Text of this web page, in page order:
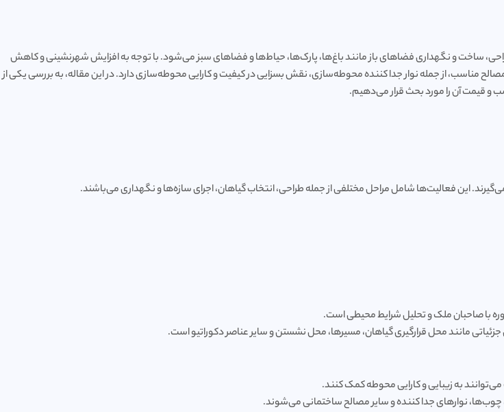
ساخت و نگهداری فضاهای باز مانند باغ‌ها، پارک‌ها، حیاط‌ها و فضاهای سبز می‌شود. با توجه به افزایش شهرنشینی و کاهش
مناسب، از جمله نوار جدا کننده محوطه‌سازی، نقش بسزایی در کیفیت و کارایی محوطه‌سازی دارد. در این مقاله، به بررسی یکی از
این فعالیت‌ها شامل مراحل مختلفی از جمله طراحی، انتخاب گیاهان، اجرای سازه‌ها و نگهداری می‌باشند.
با صاحبان ملک و تحلیل شرایط محیطی است.
مانند محل قرارگیری گیاهان، مسیرها، محل نشستن و سایر عناصر دکوراتیو است.
به زیبایی و کارایی محوطه کمک کنند.
نوارهای جدا کننده و سایر مصالح ساختمانی می‌شوند.